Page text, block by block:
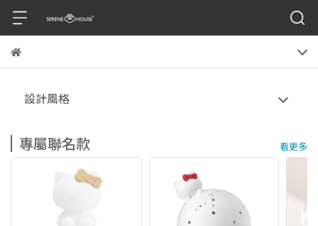
設計風格
專屬聯名款 看更多